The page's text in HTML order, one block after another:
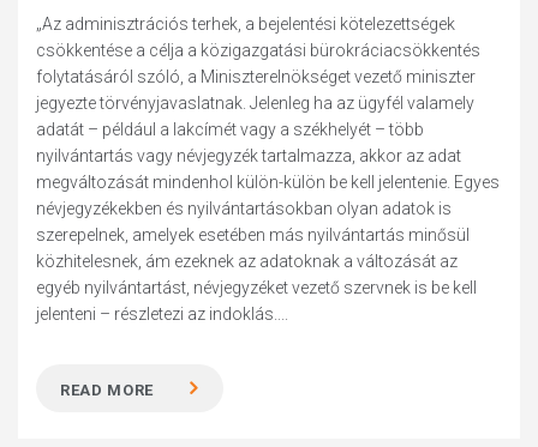
„Az adminisztrációs terhek, a bejelentési kötelezettségek
csökkentése a célja a közigazgatási bürokráciacsökkentés
folytatásáról szóló, a Miniszterelnökséget vezető miniszter
jegyezte törvényjavaslatnak. Jelenleg ha az ügyfél valamely
adatát – például a lakcímét vagy a székhelyét – több
nyilvántartás vagy névjegyzék tartalmazza, akkor az adat
megváltozását mindenhol külön-külön be kell jelentenie. Egyes
névjegyzékekben és nyilvántartásokban olyan adatok is
szerepelnek, amelyek esetében más nyilvántartás minősül
közhitelesnek, ám ezeknek az adatoknak a változását az
egyéb nyilvántartást, névjegyzéket vezető szervnek is be kell
jelenteni – részletezi az indoklás....
READ MORE